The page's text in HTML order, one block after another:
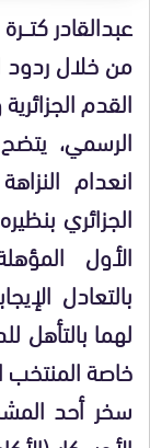
عبدالقادر كتـــرة
من خلال ردود
القدم
الرسمي،
انعدام
الجزائري
لهما بالتأهل
خاصة المنتخب
سخر أحد